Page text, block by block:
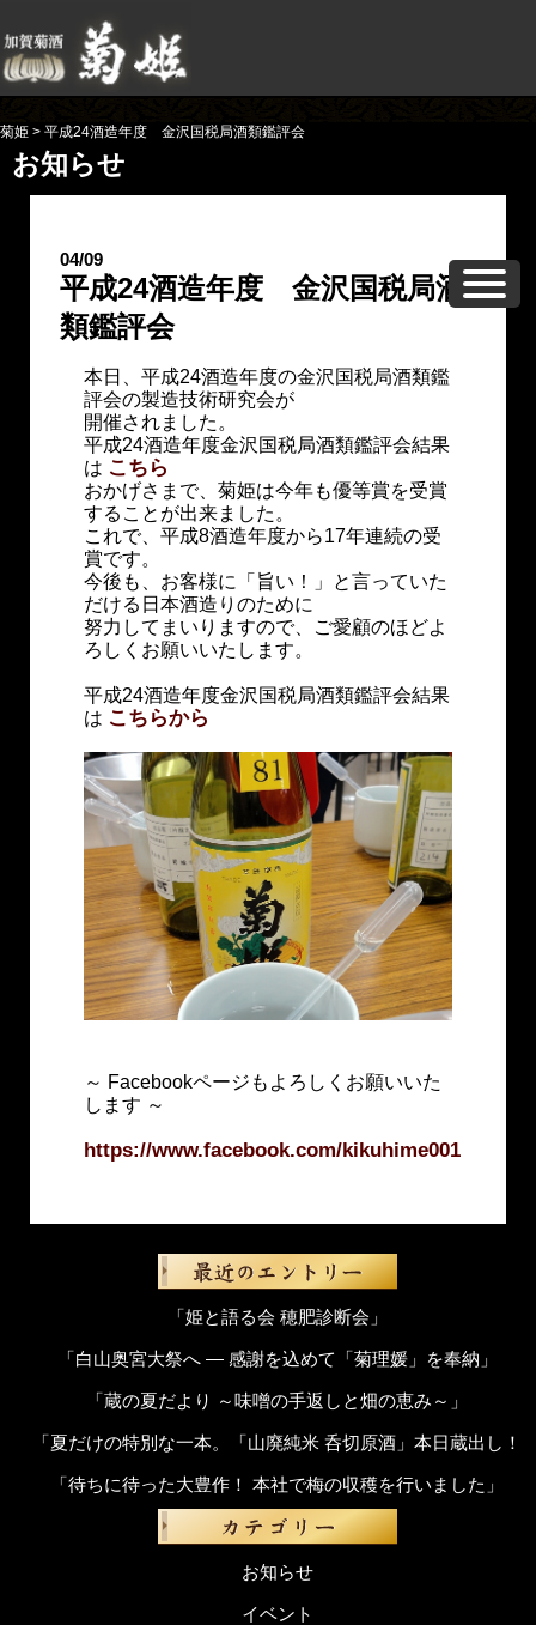
菊姫 > 平成24酒造年度 金沢国税局酒類鑑評会
お知らせ
04/09
平成24酒造年度 金沢国税局酒
類鑑評会
本日、平成24酒造年度の金沢国税局酒類鑑
評会の製造技術研究会が
開催されました。
平成24酒造年度金沢国税局酒類鑑評会結果
は こちら
おかげさまで、菊姫は今年も優等賞を受賞
することが出来ました。
これで、平成8酒造年度から17年連続の受
賞です。
今後も、お客様に「旨い！」と言っていた
だける日本酒造りのために
努力してまいりますので、ご愛顧のほどよ
ろしくお願いいたします。
平成24酒造年度金沢国税局酒類鑑評会結果
は こちらから
～ Facebookページもよろしくお願いいた
します ～
https://www.facebook.com/kikuhime001
「姫と語る会 穂肥診断会」
「白山奥宮大祭へ ― 感謝を込めて「菊理媛」を奉納」
「蔵の夏だより ～味噌の手返しと畑の恵み～」
「夏だけの特別な一本。「山廃純米 呑切原酒」本日蔵出し！
「待ちに待った大豊作！ 本社で梅の収穫を行いました」
お知らせ
イベント